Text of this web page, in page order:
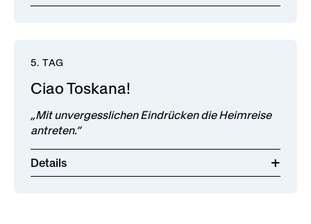
5. TAG
Ciao Toskana!
„Mit unvergesslichen Eindrücken die Heimreise
antreten.“
Details